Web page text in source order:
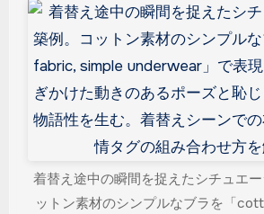
着替え途中の瞬間を捉えたシチュエ
ットン素材のシンプルなブラを「